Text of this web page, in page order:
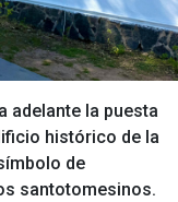
adelante la puesta
histórico de la
de
santotomesinos.